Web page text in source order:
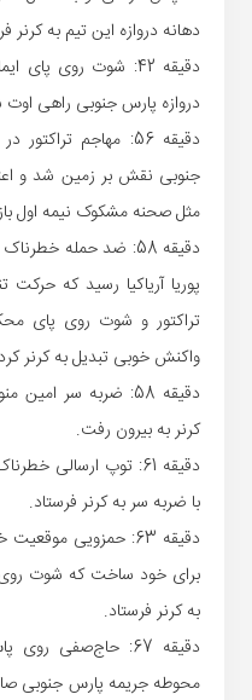
دهانه دروازه این تیم به کرنر
دقیقه 42: شوت روی
دروازه پارس جنوبی راهی
دقیقه 56: مهاجم
جنوبی نقش بر زمین شد و
مثل صحنه مشکوک نیمه اول
دقیقه 58: ضد حمله
پوریا آریاکیا رسید که
تراکتور و شوت روی پای
واکنش خوبی تبدیل به کرنر
دقیقه 58: ضربه سر
کرنر به بیرون رفت.
دقیقه 61: توپ ارسالی
با ضربه سر به کرنر فرستاد.
دقیقه 63: حمزویی
برای خود ساخت که شوت روی
به کرنر فرستاد.
دقیقه 67:
محوطه جریمه پارس